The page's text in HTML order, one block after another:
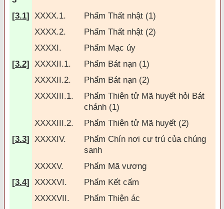
[3.1] XXXX.1.
Phẩm Thất nhật (1)
XXXX.2.
Phẩm Thất nhật (2)
XXXXI.
Phẩm Mạc úy
[3.2] XXXXII.1.
Phẩm Bát nạn (1)
XXXXII.2.
Phẩm Bát nạn (2)
XXXXIII.1.
Phẩm Thiên tử Mã huyết hỏi Bát
chánh (1)
XXXXIII.2.
Phẩm Thiên tử Mã huyết (2)
[3.3] XXXXIV.
Phẩm Chín nơi cư trú của chúng
sanh
XXXXV.
Phẩm Mã vương
[3.4] XXXXVI.
Phẩm Kết cấm
XXXXVII.
Phẩm Thiện ác